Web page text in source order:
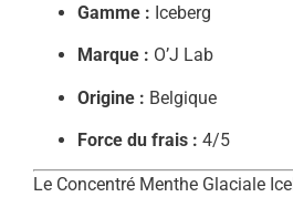
Gamme : Iceberg
Marque : O’J Lab
Origine : Belgique
Force du frais : 4/5
Le Concentré Menthe Glaciale